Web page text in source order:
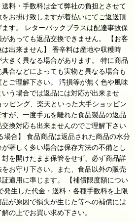
料・手数料は全て弊社の負担とさせて
お掛け致しますが着払いにてご返送頂
す。 レターパックプラスは配達事故保
あっても返品交換できません。 【お客
出来ません】 香辛料は産地や収穫時
きく異なる場合があります。 特に商品
合などによっても実物と異なる場合も
ご理解下さい。 汚損等が無く色や風味
う場合では返品には対応が出来ませ
ピング、楽天といった大手ショッピン
が、一度手元を離れた食品製品の返品
換対応も出来ませんのでご理解下さい
場合】 食品商品は返品された商品の水分
著しく多い場合は保存方法の不備とし
を開けたまま保管をせず、必ず商品詳
お守り下さい。また、食品以外の販売
適用に準じます。 【補償限度額につい
発生した代金・送料・各種手数料を上限
が原因で損失が生じた等への補償には
の上でお買い求め下さい。